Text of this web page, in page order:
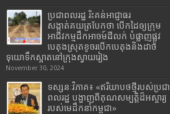
ប្រជាពលរដ្ឋ រិះគន់អាជ្ញាធរ
សង្កាត់គយត្របែកថា បើកដៃឲ្យក្រុម
អាជីវកម្មដឹកអាចម៍ដីលក់ បំផ្លាញផ្លូវ
បេតុងស្រុតខូចរបើកបេតុងនិងដាច់
ទុយោទឹកស្អាតនៅក្រុងស្វាយរៀង
November 30, 2024
ទស្សនៈវិភាគ៖ «ឥរិយាបថថ្មីរបស់ប្រជា
ពលរដ្ឋ បង្ហាញពីគុណសម្បត្តិដ៏អស្ចារ្យ
របស់មេដឹកនាំកម្ពុជា»